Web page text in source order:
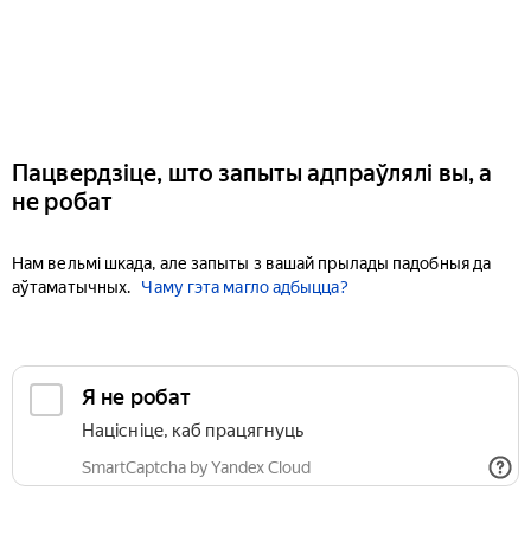
Пацвердзіце, што запыты адпраўлялі вы, а
не робат
Нам вельмі шкада, але запыты з вашай прылады падобныя да
аўтаматычных.
Чаму гэта магло адбыцца?
Я не робат
Націсніце, каб працягнуць
SmartCaptcha by Yandex Cloud